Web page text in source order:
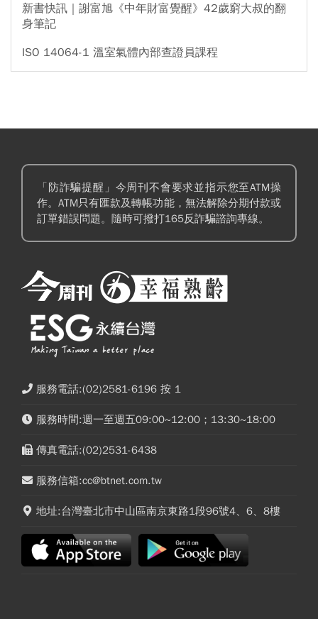
新書快訊｜謝富旭《中年財富覺醒》42歲窮大叔的翻
身筆記
ISO 14064-1 溫室氣體內部查證員課程
「防詐騙提醒」今周刊不會要求並指示您至ATM操
作。ATM只有匯款及轉帳功能，無法解除分期付款或
訂單錯誤問題。隨時可撥打165反詐騙諮詢專線。
服務電話:(02)2581-6196 按 1
服務時間:週一至週五09:00~12:00；13:30~18:00
傳真電話:(02)2531-6438
服務信箱:cc@btnet.com.tw
地址:台灣臺北市中山區南京東路1段96號4、6、8樓